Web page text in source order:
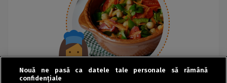
Nouă ne pasă ca datele tale personale să rămână
confidențiale